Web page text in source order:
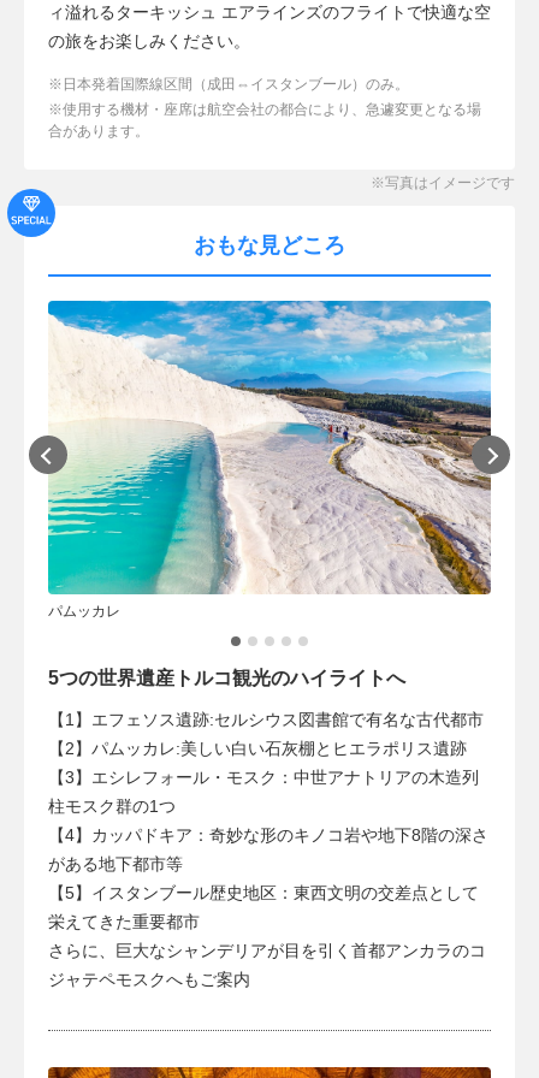
ィ溢れるターキッシュ エアラインズのフライトで快適な空
の旅をお楽しみください。
日本発着国際線区間（成田⇔イスタンブール）のみ。
使用する機材・座席は航空会社の都合により、急遽変更となる場
合があります。
おもな見どころ
パムッカレ
5つの世界遺産トルコ観光のハイライトへ
【1】エフェソス遺跡:セルシウス図書館で有名な古代都市
【2】パムッカレ:美しい白い石灰棚とヒエラポリス遺跡
【3】エシレフォール・モスク：中世アナトリアの木造列
柱モスク群の1つ
【4】カッパドキア：奇妙な形のキノコ岩や地下8階の深さ
がある地下都市等
【5】イスタンブール歴史地区：東西文明の交差点として
栄えてきた重要都市
さらに、巨大なシャンデリアが目を引く首都アンカラのコ
ジャテペモスクへもご案内